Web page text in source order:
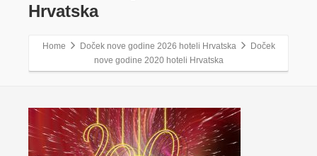
Hrvatska
Home Doček nove godine 2026 hoteli Hrvatska
Doček
nove godine 2020 hoteli Hrvatska